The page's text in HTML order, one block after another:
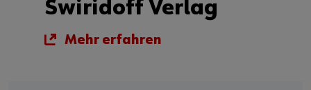
Swiridoff Verlag
Mehr erfahren